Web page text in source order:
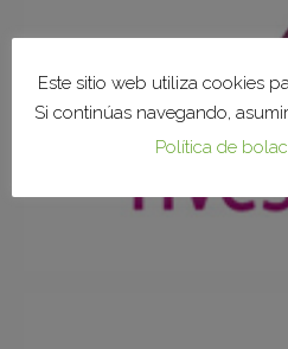
Este sitio web utiliza cookies
Si continúas navegando,
Política de